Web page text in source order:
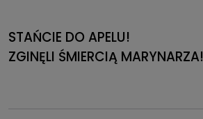
STAŃCIE DO APELU!
ZGINĘLI ŚMIERCIĄ MARYNARZA!